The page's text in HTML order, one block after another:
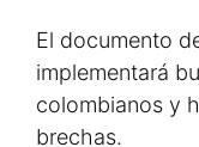
El documento
implementará
colombianos y
brechas.